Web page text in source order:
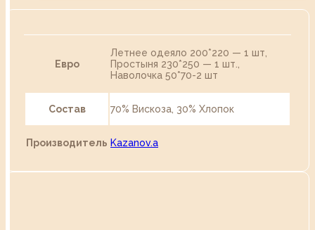
Евро
Летнее одеяло 200*220 — 1 шт,
Простыня 230*250 — 1 шт.,
Наволочка 50*70-2 шт
Состав 70% Вискоза, 30% Хлопок
Производитель Kazanov.a